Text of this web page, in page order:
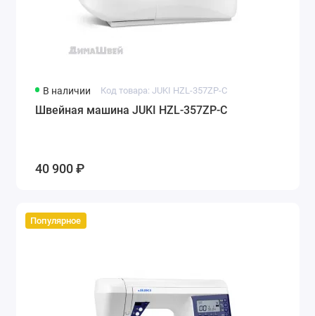
В наличии Код товара: JUKI HZL-357ZP-С
Швейная машина JUKI HZL-357ZP-С
40 900 ₽
Популярное